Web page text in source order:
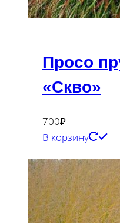
Просо
«Скво»
700₽
В корзину